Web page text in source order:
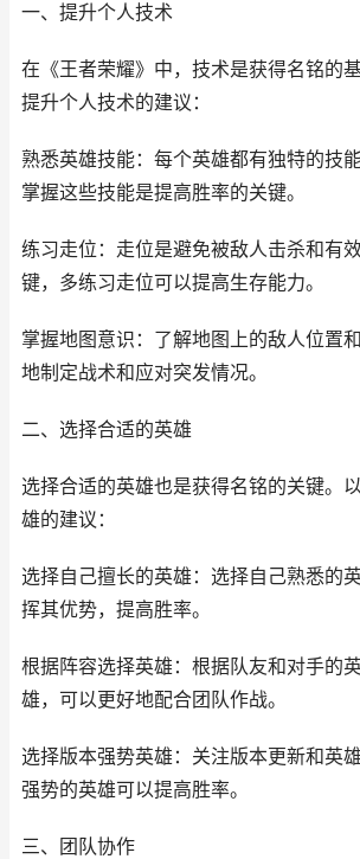
一、提升个人技术
在《王者荣耀》中，技术是获得名铭的
提升个人技术的建议：
熟悉英雄技能：每个英雄都有独特的技
掌握这些技能是提高胜率的关键。
练习走位：走位是避免被敌人击杀和有
键，多练习走位可以提高生存能力。
掌握地图意识：了解地图上的敌人位置
地制定战术和应对突发情况。
二、选择合适的英雄
选择合适的英雄也是获得名铭的关键。
雄的建议：
选择自己擅长的英雄：选择自己熟悉的
挥其优势，提高胜率。
根据阵容选择英雄：根据队友和对手的
雄，可以更好地配合团队作战。
选择版本强势英雄：关注版本更新和英
强势的英雄可以提高胜率。
三、团队协作